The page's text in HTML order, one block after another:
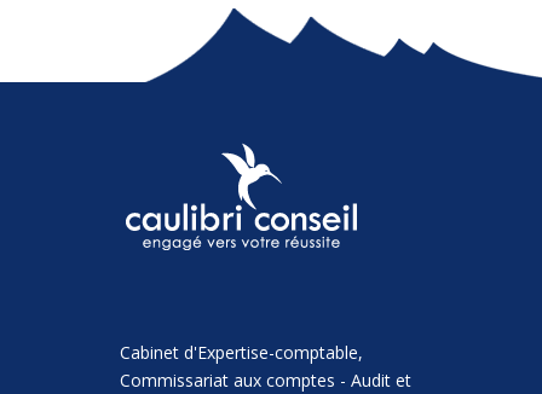
Cabinet d'Expertise-comptable,
Commissariat aux comptes - Audit et